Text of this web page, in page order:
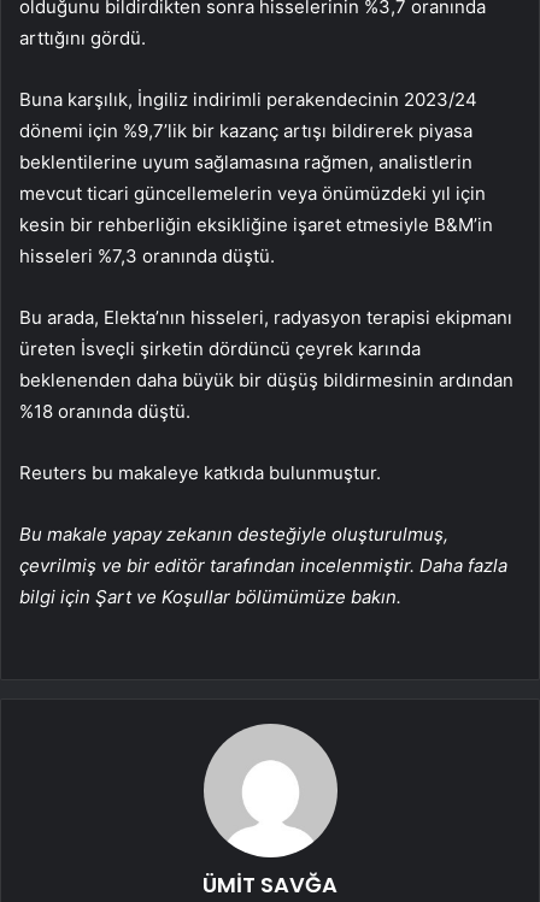
olduğunu bildirdikten sonra hisselerinin %3,7 oranında
arttığını gördü.
Buna karşılık, İngiliz indirimli perakendecinin 2023/24
dönemi için %9,7’lik bir kazanç artışı bildirerek piyasa
beklentilerine uyum sağlamasına rağmen, analistlerin
mevcut ticari güncellemelerin veya önümüzdeki yıl için
kesin bir rehberliğin eksikliğine işaret etmesiyle B&M’in
hisseleri %7,3 oranında düştü.
Bu arada, Elekta’nın hisseleri, radyasyon terapisi ekipmanı
üreten İsveçli şirketin dördüncü çeyrek karında
beklenenden daha büyük bir düşüş bildirmesinin ardından
%18 oranında düştü.
Reuters bu makaleye katkıda bulunmuştur.
Bu makale yapay zekanın desteğiyle oluşturulmuş,
çevrilmiş ve bir editör tarafından incelenmiştir. Daha fazla
bilgi için Şart ve Koşullar bölümümüze bakın.
ÜMİT SAVĞA